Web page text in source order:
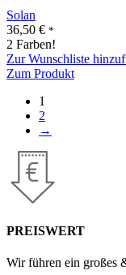
Solan
36,50 € *
2 Farben!
Zur Wunschliste
Zum Produkt
1
2
→
PREISWERT
Wir führen ein großes